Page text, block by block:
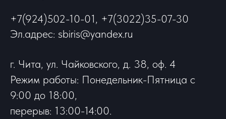
+7(924)502-10-01, +7(3022)35-07-30
Эл.адрес: sbiris@yandex.ru
г. Чита, ул. Чайковского, д. 38, оф. 4
Режим работы: Понедельник-Пятница с
9:00 до 18:00,
перерыв: 13:00-14:00.